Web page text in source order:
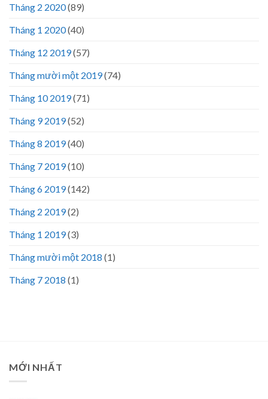
Tháng 2 2020(89)
Tháng 1 2020(40)
Tháng 12 2019(57)
Tháng mười một 2019(74)
Tháng 10 2019(71)
Tháng 9 2019(52)
Tháng 8 2019(40)
Tháng 7 2019(10)
Tháng 6 2019(142)
Tháng 2 2019(2)
Tháng 1 2019(3)
Tháng mười một 2018 (1)
Tháng 7 2018 (1)
MỚI NHẤT